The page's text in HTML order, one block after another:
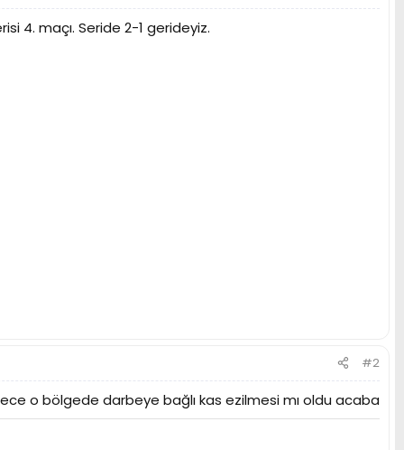
4. maçı. Seride 2-1 gerideyiz.
#2
o bölgede darbeye bağlı kas ezilmesi mı oldu acaba